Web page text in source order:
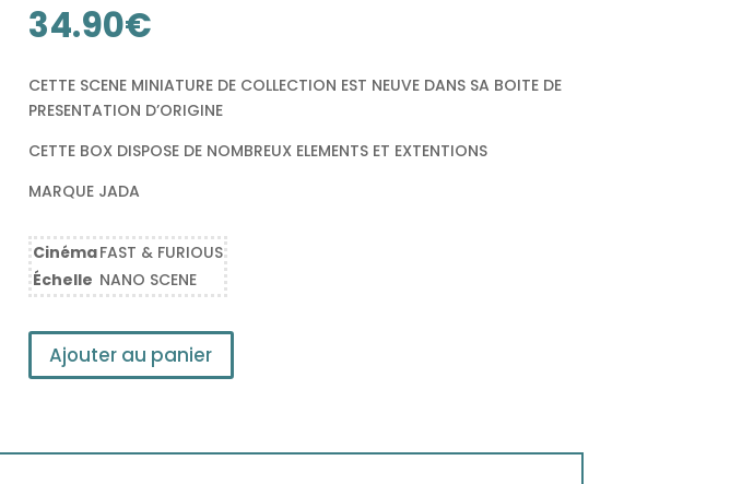
34.90€
CETTE SCENE MINIATURE DE COLLECTION EST NEUVE DANS SA BOITE DE
PRESENTATION D’ORIGINE
CETTE BOX DISPOSE DE NOMBREUX ELEMENTS ET EXTENTIONS
MARQUE JADA
CinémaFAST & FURIOUS
Échelle NANO SCENE
Ajouter au panier